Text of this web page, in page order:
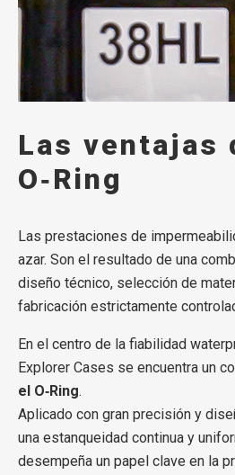
Las ventajas
O‑Ring
Las prestaciones de
azar. Son el resultado de una
diseño técnico, selección de
fabricación estrictamente
En el centro de la fiabilidad
Explorer Cases se encuentra un
el O‑Ring.
Aplicado con gran precisión y
una estanqueidad continua y
desempeña un papel clave en la